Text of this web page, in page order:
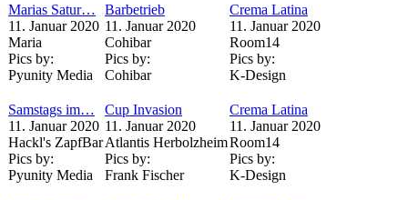
Marias Satur…
11. Januar 2020
Maria
Pics by:
Pyunity Media
Barbetrieb
11. Januar 2020
Cohibar
Pics by:
Cohibar
Crema Latina
11. Januar 2020
Room14
Pics by:
K-Design
Samstags im…
11. Januar 2020
Hackl's ZapfBar
Pics by:
Pyunity Media
Cup Invasion
11. Januar 2020
Atlantis Herbolzheim
Pics by:
Frank Fischer
Crema Latina
11. Januar 2020
Room14
Pics by:
K-Design